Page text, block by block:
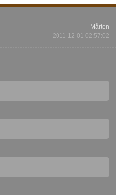
Mårten
2011-12-01 02:57:02